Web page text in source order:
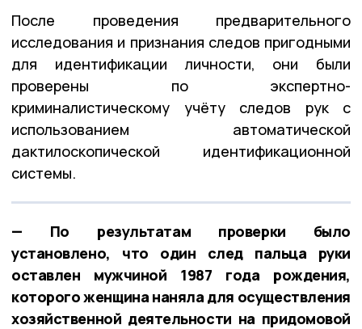
После проведения предварительного
исследования и признания следов пригодными
для идентификации личности, они были
проверены по экспертно-
криминалистическому учёту следов рук с
использованием автоматической
дактилоскопической идентификационной
системы.
— По результатам проверки было
установлено, что один след пальца руки
оставлен мужчиной 1987 года рождения,
которого женщина наняла для осуществления
хозяйственной деятельности на придомовой